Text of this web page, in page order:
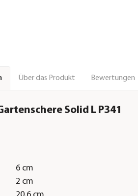
Über das Produkt Bewertungen
Solid L P341
6 cm
2 cm